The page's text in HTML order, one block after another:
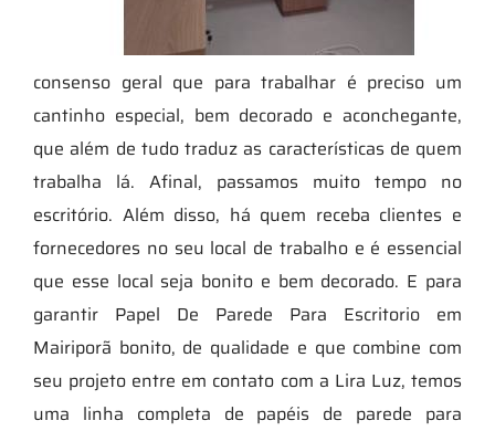
consenso geral que para trabalhar é preciso um
cantinho especial, bem decorado e aconchegante,
que além de tudo traduz as características de quem
trabalha lá. Afinal, passamos muito tempo no
escritório. Além disso, há quem receba clientes e
fornecedores no seu local de trabalho e é essencial
que esse local seja bonito e bem decorado. E para
garantir Papel De Parede Para Escritorio em
Mairiporã bonito, de qualidade e que combine com
seu projeto entre em contato com a Lira Luz, temos
uma linha completa de papéis de parede para